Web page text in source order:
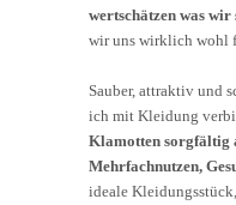
wertschätzen was wir
wir uns wirklich wohl
Sauber, attraktiv und
ich mit Kleidung
Klamotten sorgfältig
Mehrfachnutzen,
ideale